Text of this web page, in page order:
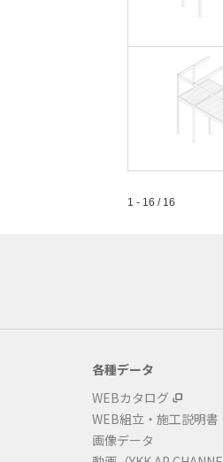
1 - 16 / 16
各種データ
WEBカタログ
WEB組立・施工説明書
画像データ